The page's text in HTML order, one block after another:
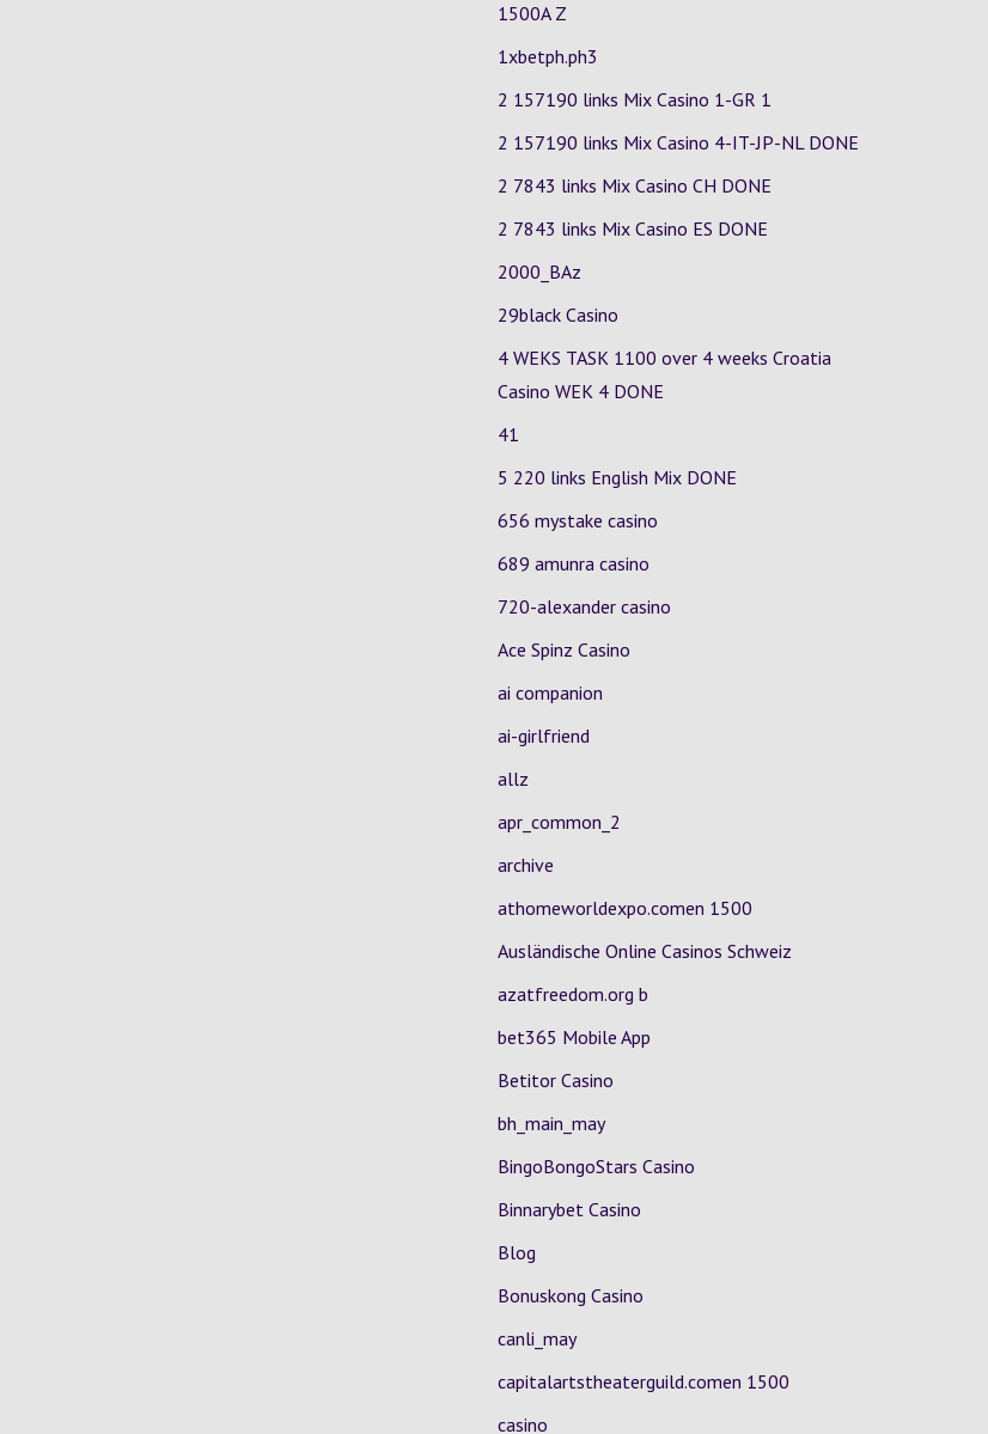
1500A Z
1xbetph.ph3
2 157190 links Mix Casino 1-GR 1
2 157190 links Mix Casino 4-IT-JP-NL DONE
2 7843 links Mix Casino CH DONE
2 7843 links Mix Casino ES DONE
2000_BAz
29black Casino
4 WEKS TASK 1100 over 4 weeks Croatia
Casino WEK 4 DONE
41
5 220 links English Mix DONE
656 mystake casino
689 amunra casino
720-alexander casino
Ace Spinz Casino
ai companion
ai-girlfriend
allz
apr_common_2
archive
athomeworldexpo.comen 1500
Ausländische Online Casinos Schweiz
azatfreedom.org b
bet365 Mobile App
Betitor Casino
bh_main_may
BingoBongoStars Casino
Binnarybet Casino
Blog
Bonuskong Casino
canli_may
capitalartstheaterguild.comen 1500
casino